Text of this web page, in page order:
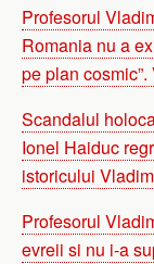
Profesorul
Romania nu a
pe plan
Scandalul
Ionel Haiduc
istoricului
Profesorul
evreii si nu i-a